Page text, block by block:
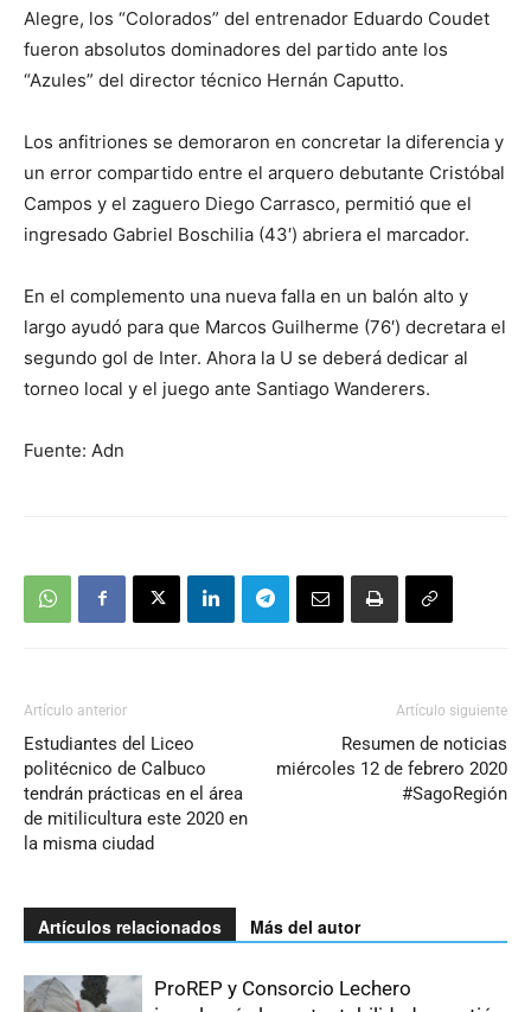
Alegre, los “Colorados” del entrenador Eduardo Coudet
fueron absolutos dominadores del partido ante los
“Azules” del director técnico Hernán Caputto.
Los anfitriones se demoraron en concretar la diferencia y
un error compartido entre el arquero debutante Cristóbal
Campos y el zaguero Diego Carrasco, permitió que el
ingresado Gabriel Boschilia (43′) abriera el marcador.
En el complemento una nueva falla en un balón alto y
largo ayudó para que Marcos Guilherme (76′) decretara el
segundo gol de Inter. Ahora la U se deberá dedicar al
torneo local y el juego ante Santiago Wanderers.
Fuente: Adn
Artículo anterior
Estudiantes del Liceo
politécnico de Calbuco
tendrán prácticas en el área
de mitilicultura este 2020 en
la misma ciudad
Artículo siguiente
Resumen de noticias
miércoles 12 de febrero 2020
#SagoRegión
Artículos relacionados Más del autor
ProREP y Consorcio Lechero